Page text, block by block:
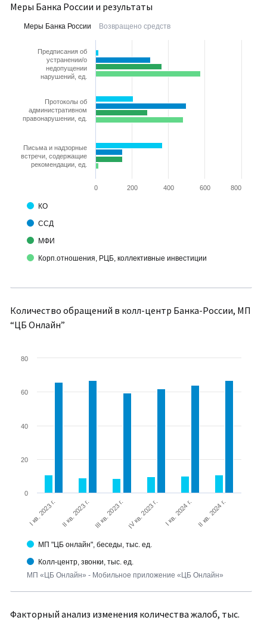
Меры Банка России и результаты
Меры Банка России Возвращено средств
КО
ССД
МФИ
Корп.отношения, РЦБ, коллективные инвестиции
Предписания об
устранении/о
недопущении
нарушений, ед.
Протоколы об
административном
правонарушении, ед.
Письма и надзорные
встречи, содержащие
рекомендации, ед.
0 200 400 600 800
Количество обращений в колл-центр Банка-России, МП
“ЦБ Онлайн”
МП «ЦБ Онлайн» - Мобильное приложение «ЦБ Онлайн»
МП "ЦБ онлайн", беседы, тыс. ед.
Колл-центр, звонки, тыс. ед.
I кв. 2023 г. II кв. 2023 г. III кв. 2023 г. IV кв. 2023 г. I кв. 2024 г. II кв. 2024 г.
0
20
40
60
80
Факторный анализ изменения количества жалоб, тыс.